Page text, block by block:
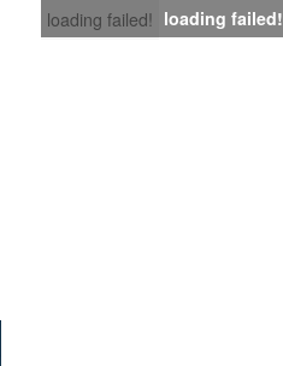
loading failed! loading failed!